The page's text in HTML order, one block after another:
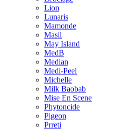
Lion
Lunaris
Mamonde
Masil
May Island
MedB
Median
Medi-Peel
Michelle
Milk Baobab
Mise En Scene
Phytoncide
Pigeon
Prreti